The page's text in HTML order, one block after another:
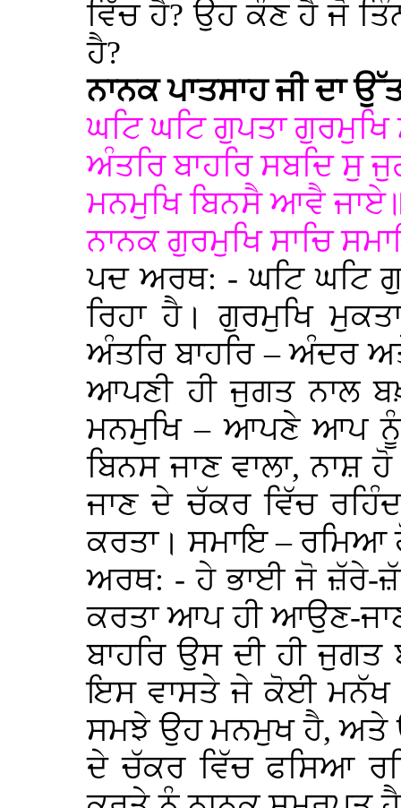
ਵਿੱਚ ਹੈ? ਉਹ ਕੌਣ ਹੈ ਜੋ
ਹੈ?
ਨਾਨਕ ਪਾਤਸਾਹ ਜੀ ਦਾ
ਘਟਿ ਘਟਿ ਗੁਪਤਾ ਗੁਰਮੁਖਿ
ਅੰਤਰਿ ਬਾਹਰਿ ਸਬਦਿ ਸੁ
ਮਨਮੁਖਿ ਬਿਨਸੈ ਆਵੈ
ਨਾਨਕ ਗੁਰਮੁਖਿ ਸਾਚਿ
ਪਦ ਅਰਥ: - ਘਟਿ ਘਟਿ
ਰਿਹਾ ਹੈ। ਗੁਰਮੁਖਿ
ਅੰਤਰਿ ਬਾਹਰਿ – ਅੰਦਰ
ਆਪਣੀ ਹੀ ਜੁਗਤ ਨਾਲ
ਮਨਮੁਖਿ – ਆਪਣੇ ਆਪ ਨੂੰ
ਬਿਨਸ ਜਾਣ ਵਾਲਾ,
ਜਾਣ ਦੇ ਚੱਕਰ ਵਿੱਚ
ਕਰਤਾ। ਸਮਾਇ –
ਅਰਥ: - ਹੇ ਭਾਈ ਜੋ ਜ਼ੱਰੇ-
ਕਰਤਾ ਆਪ ਹੀ ਆਉਣ-
ਬਾਹਰਿ ਉਸ ਦੀ ਹੀ
ਇਸ ਵਾਸਤੇ ਜੇ ਕੋਈ ਮਨੱਖ
ਸਮਝੇ ਉਹ ਮਨਮੁਖ ਹੈ, ਅਤੇ
ਦੇ ਚੱਕਰ ਵਿੱਚ ਫਸਿਆ